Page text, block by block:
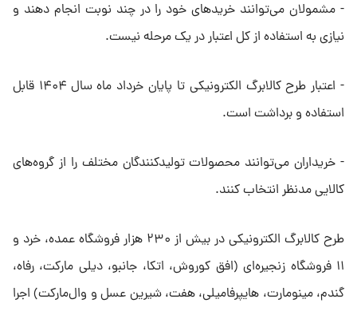
- مشمولان می‌توانند خریدهای خود را در چند نوبت انجام دهند و
نیازی به استفاده از کل اعتبار در یک مرحله نیست.
- اعتبار طرح کالابرگ الکترونیکی تا پایان خرداد ماه سال ۱۴۰۴ قابل
استفاده و برداشت است.
- خریداران می‌توانند محصولات تولیدکنندگان مختلف را از گروه‌های
کالایی مدنظر انتخاب کنند.
طرح کالابرگ الکترونیکی در بیش از ۲۳۰ هزار فروشگاه عمده، خرد و
۱۱ فروشگاه زنجیره‌ای (افق کوروش، اتکا، جانبو، دیلی مارکت، رفاه،
گندم، مینومارت، هایپرفامیلی، هفت، شیرین عسل و وال‌مارکت) اجرا